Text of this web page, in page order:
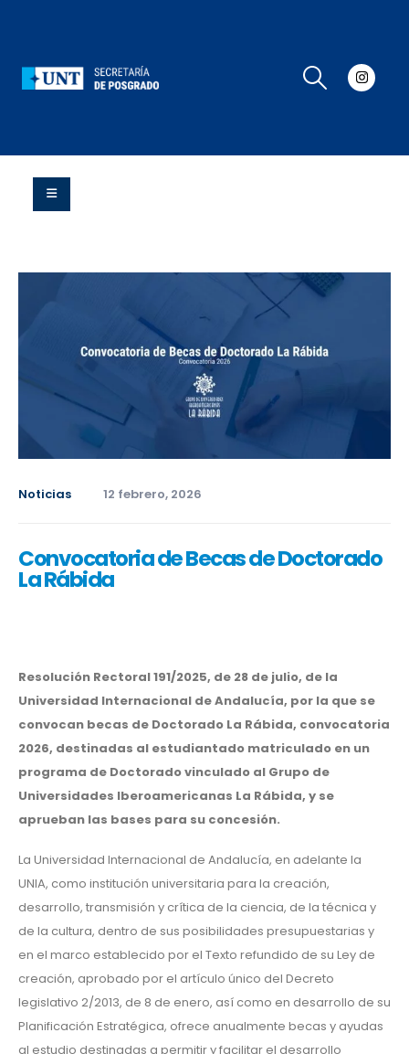
Noticias 12 febrero, 2026
Convocatoria de Becas de Doctorado
La Rábida
Resolución Rectoral 191/2025, de 28 de julio, de la
Universidad Internacional de Andalucía, por la que se
convocan becas de Doctorado La Rábida, convocatoria
2026, destinadas al estudiantado matriculado en un
programa de Doctorado vinculado al Grupo de
Universidades Iberoamericanas La Rábida, y se
aprueban las bases para su concesión.
La Universidad Internacional de Andalucía, en adelante la
UNIA, como institución universitaria para la creación,
desarrollo, transmisión y crítica de la ciencia, de la técnica y
de la cultura, dentro de sus posibilidades presupuestarias y
en el marco establecido por el Texto refundido de su Ley de
creación, aprobado por el artículo único del Decreto
legislativo 2/2013, de 8 de enero, así como en desarrollo de su
Planificación Estratégica, ofrece anualmente becas y ayudas
al estudio destinadas a permitir y facilitar el desarrollo